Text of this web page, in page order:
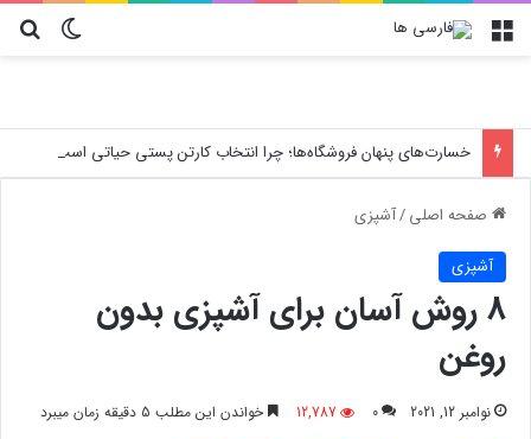
تغییر منو
خسارت‌های پنهان فروشگاه‌ها؛ چرا انتخاب کارتن پستی حیاتی است؟
صفحه اصلی/آشپزی
آشپزی
۸ روش آسان برای آشپزی بدون
روغن
نوامبر 12, 2021 0
12,787 خواندن این مطلب 5 دقیقه زمان میبرد